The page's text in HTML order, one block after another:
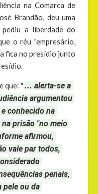
na Comarca de
Brandão, deu uma
a liberdade do
o réu "empresário,
fica no presídio junto
que: " ... alerta-se a
argumentou
conhecido na
prisão "no meio
afirmou,
vale par todos,
penais,
pele ou da